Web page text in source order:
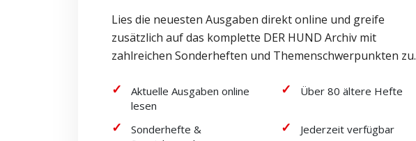
Lies die neuesten Ausgaben direkt online und greife
zusätzlich auf das komplette DER HUND Archiv mit
zahlreichen Sonderheften und Themenschwerpunkten zu.
Aktuelle Ausgaben online
lesen
Über 80 ältere Hefte
Sonderhefte &
Jederzeit verfügbar